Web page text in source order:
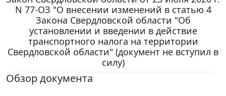
N 77-ОЗ "О внесении изменений в статью 4
Закона Свердловской области "Об
установлении и введении в действие
транспортного налога на территории
Свердловской области" (документ не вступил в
силу)
Обзор документа